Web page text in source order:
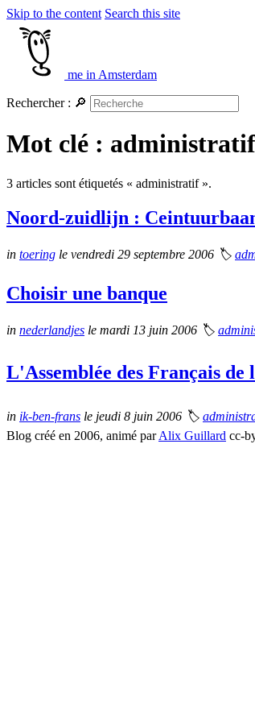
Skip to the content Search this site
me in Amsterdam
Rechercher : 🔎
Mot clé : administratif
3 articles sont étiquetés « administratif ».
Noord-zuidlijn :
in toering le vendredi 29 septembre 2006 🏷
Choisir une banque
in nederlandjes le mardi 13 juin 2006 🏷
L'Assemblée des Français de
in ik-ben-frans le jeudi 8 juin 2006 🏷
Blog créé en 2006, animé parAlix Guillard cc-